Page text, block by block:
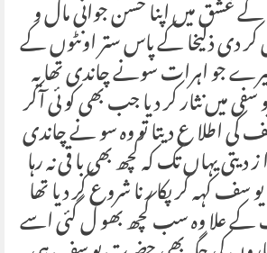
میں اپنا حسن جوانی مال و
دی ذلیخا کے پاس ستر اونٹوں کے
جو اہرات سونے چاندی تھا یہ
میں نثار کر دیا جب بھی کو ئی آکر
اطلا ع دیتا تو وہ سو نے چاندی
یہاں تک کہ کچھ بھی با قی نہ رہا
کہہ کر پکا ر نا شروع کر دیا تھا
علا وہ سب کچھ بھو ل گئی اسے